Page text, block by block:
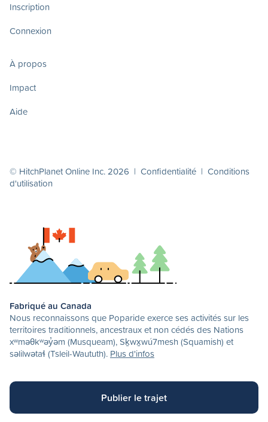
Inscription
Connexion
À propos
Impact
Aide
© HitchPlanet Online Inc. 2026 | Confidentialité | Conditions
d'utilisation
Fabriqué au Canada
Nous reconnaissons que Poparide exerce ses activités sur les
territoires traditionnels, ancestraux et non cédés des Nations
xʷməθkʷəy̓əm (Musqueam), Sḵwx̱wú7mesh (Squamish) et
səlilwətaɬ (Tsleil-Waututh). Plus d'infos